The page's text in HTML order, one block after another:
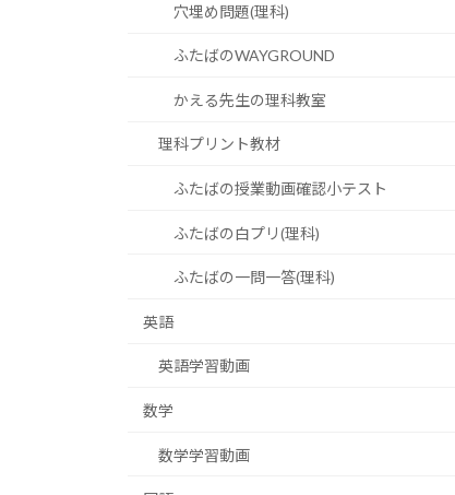
穴埋め問題(理科)
ふたばのWAYGROUND
かえる先生の理科教室
理科プリント教材
ふたばの授業動画確認小テスト
ふたばの白プリ(理科)
ふたばの一問一答(理科)
英語
英語学習動画
数学
数学学習動画